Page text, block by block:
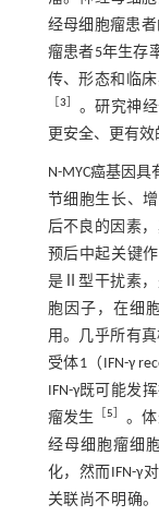
经母细胞瘤患
瘤患者5年生存
传、形态和临
［3
。研究神
更安全、更有效
N-MYC癌基因
节细胞生长、
后不良的因素
预后中起关键
是Ⅱ型干扰素，
胞因子，在细
用。几乎所有
受体1（IFN-γ
IFN-γ既可能发
瘤发生 ［5 。
经母细胞瘤细
化，然而IFN-γ
关联尚不明确